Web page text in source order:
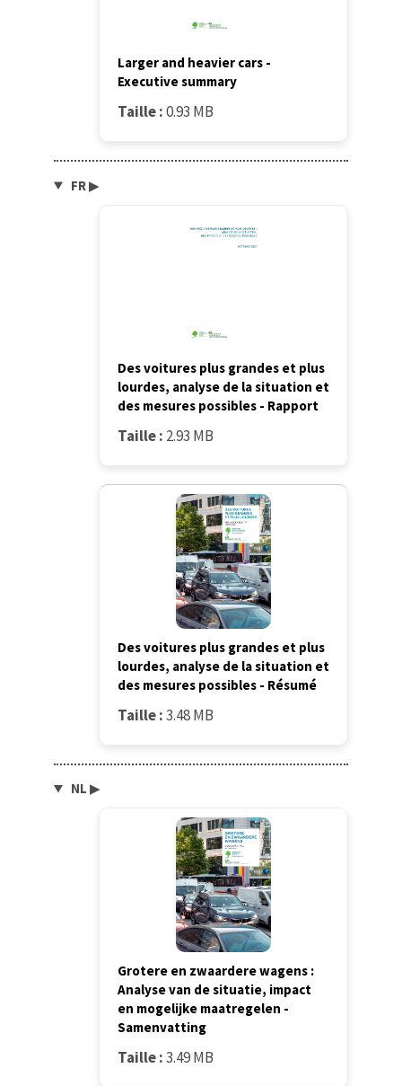
Larger and heavier cars -
Executive summary
Taille :0.93 MB
FR▶
Des voitures plus grandes et plus
lourdes, analyse de la situation et
des mesures possibles - Rapport
Taille : 2.93 MB
Des voitures plus grandes et plus
lourdes, analyse de la situation et
des mesures possibles - Résumé
Taille :3.48 MB
NL ▶
Grotere en zwaardere wagens :
Analyse van de situatie, impact
en mogelijke maatregelen -
Samenvatting
Taille :3.49 MB